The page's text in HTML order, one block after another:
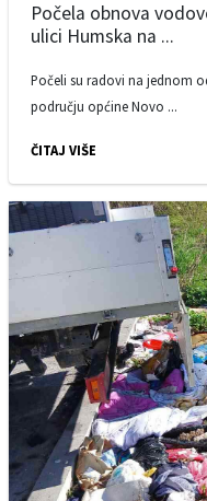
Počela obnova
ulici Humska na ...
Počeli su radovi na jednom
području općine Novo ...
ČITAJ VIŠE